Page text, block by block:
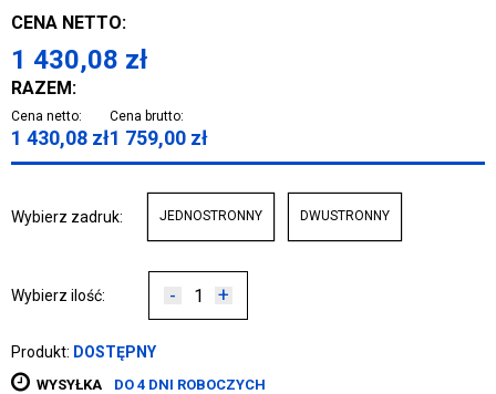
CENA NETTO:
1 430,08 zł
RAZEM:
Cena netto:
1 430,08 zł
Cena brutto:
1 759,00 zł
Wybierz zadruk: JEDNOSTRONNY DWUSTRONNY
Wybierz ilość: - +
Produkt: DOSTĘPNY
WYSYŁKA DO 4 DNI ROBOCZYCH